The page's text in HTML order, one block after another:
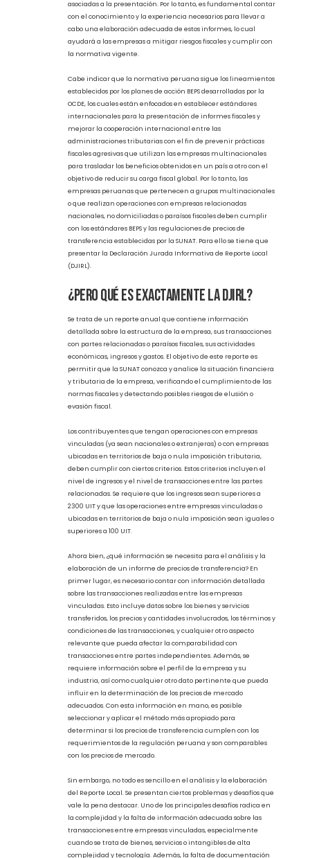
oportuno puede ayudar a reducir el riesgo de ajustes fiscales y
asegurar el cumplimiento normativo de la empresa, lo cual es
especialmente relevante en el actual contexto de aumento de
la fiscalización y regulación en Perú. No obstante, este proceso
complejidad de las transacciones, la falta de documentación
suficiente, la selección y aplicación adecuada de los métodos de
precios de transferencia, así como los plazos y las multas
asociadas a la presentación. Por lo tanto, es fundamental contar
con el conocimiento y la experiencia necesarios para llevar a
cabo una elaboración adecuada de estos informes, lo cual
ayudará a las empresas a mitigar riesgos fiscales y cumplir con
Cabe indicar que la normativa peruana sigue los lineamientos
establecidos por los planes de acción BEPS desarrolladas por la
OCDE, los cuales están enfocados en establecer estándares
internacionales para la presentación de informes fiscales y
mejorar la cooperación internacional entre las
administraciones tributarias con el fin de prevenir prácticas
para trasladar los beneficios obtenidos en un país a otro con el
empresas peruanas que pertenecen a grupos multinacionales
o que realizan operaciones con empresas relacionadas
con los estándares BEPS y las regulaciones de precios de
transferencia establecidas por la SUNAT. Para ello se tiene que
presentar la Declaración Jurada Informativa de Reporte Local
(DJIRL).
¿Pero qué es exactamente la DJIRL?
Se trata de un reporte anual que contiene información
detallada sobre la estructura de la empresa, sus transacciones
con partes relacionadas o paraísos fiscales, sus actividades
económicas, ingresos y gastos. El objetivo de este reporte es
permitir que la SUNAT conozca y analice la situación financiera
y tributaria de la empresa, verificando el cumplimiento de las
Los contribuyentes que tengan operaciones con empresas
vinculadas (ya sean nacionales o extranjeras) o con empresas
ubicadas en territorios de baja o nula imposición tributaria,
deben cumplir con ciertos criterios. Estos criterios incluyen el
nivel de ingresos y el nivel de transacciones entre las partes
relacionadas. Se requiere que los ingresos sean superiores a
2300 UIT y que las operaciones entre empresas vinculadas o
superiores a 100 UIT.
Ahora bien, ¿qué información se necesita para el análisis y la
elaboración de un informe de precios de transferencia? En
primer lugar, es necesario contar con información detallada
vinculadas. Esto incluye datos sobre los bienes y servicios
transferidos, los precios y cantidades involucrados, los términos y
relevante que pueda afectar la comparabilidad con
transacciones entre partes independientes. Además, se
requiere información sobre el perfil de la empresa y su